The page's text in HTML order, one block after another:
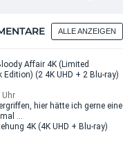
ALLE ANZEIGEN
Affair 4K (Limited
Edition) (2 4K UHD + 2 Blu-ray)
Uhr
hier hätte ich gerne eine
...
4K (4K UHD + Blu-ray)